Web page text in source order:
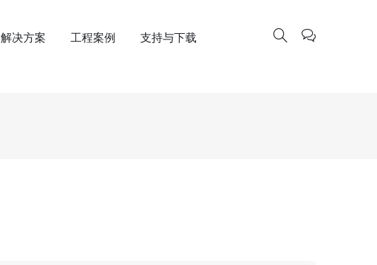
解决方案 工程案例 支持与下载